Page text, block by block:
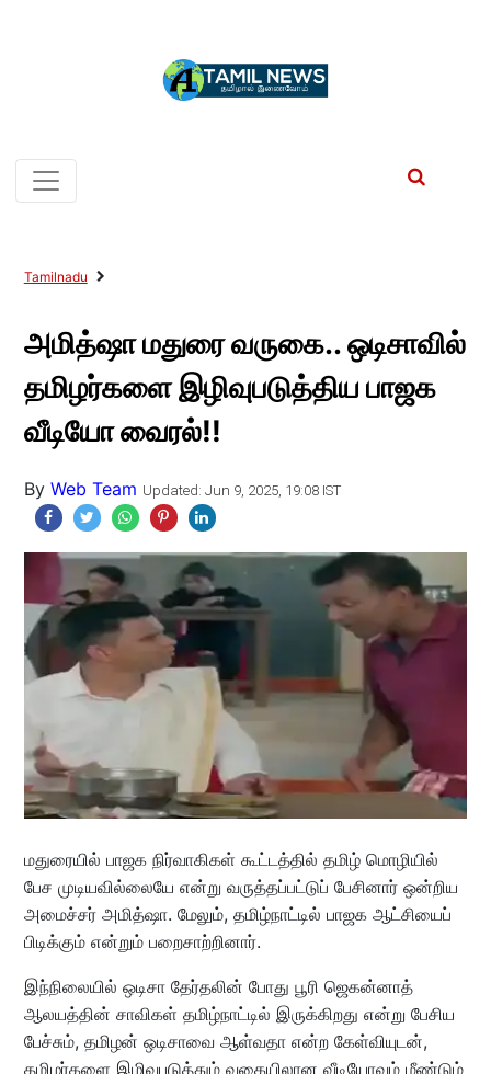
Tamilnadu
அமித்ஷா மதுரை வருகை.. ஒடிசாவில்
தமிழர்களை இழிவுபடுத்திய பாஜக
வீடியோ வைரல்!!
By Web Team Updated: Jun 9, 2025, 19:08 IST
மதுரையில் பாஜக நிர்வாகிகள் கூட்டத்தில் தமிழ் மொழியில்
பேச முடியவில்லையே என்று வருத்தப்பட்டுப் பேசினார் ஒன்றிய
அமைச்சர் அமித்ஷா. மேலும், தமிழ்நாட்டில் பாஜக ஆட்சியைப்
பிடிக்கும் என்றும் பறைசாற்றினார்.
இந்நிலையில் ஒடிசா தேர்தலின் போது பூரி ஜெகன்னாத்
ஆலயத்தின் சாவிகள் தமிழ்நாட்டில் இருக்கிறது என்று பேசிய
பேச்சும், தமிழன் ஒடிசாவை ஆள்வதா என்ற கேள்வியுடன்,
தமிழர்களை இழிவுபடுத்தும் வகையிலான வீடியோவும் மீண்டும்